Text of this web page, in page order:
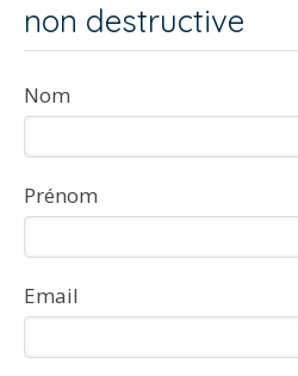
non destructive
Nom
Prénom
Email